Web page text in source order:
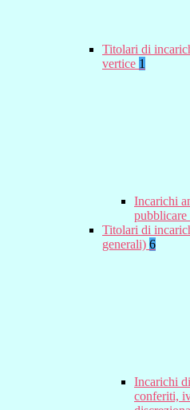
Titolari di
vertice 1
Incarichi
Titolari di
generali) 6
Incarichi
conferiti,